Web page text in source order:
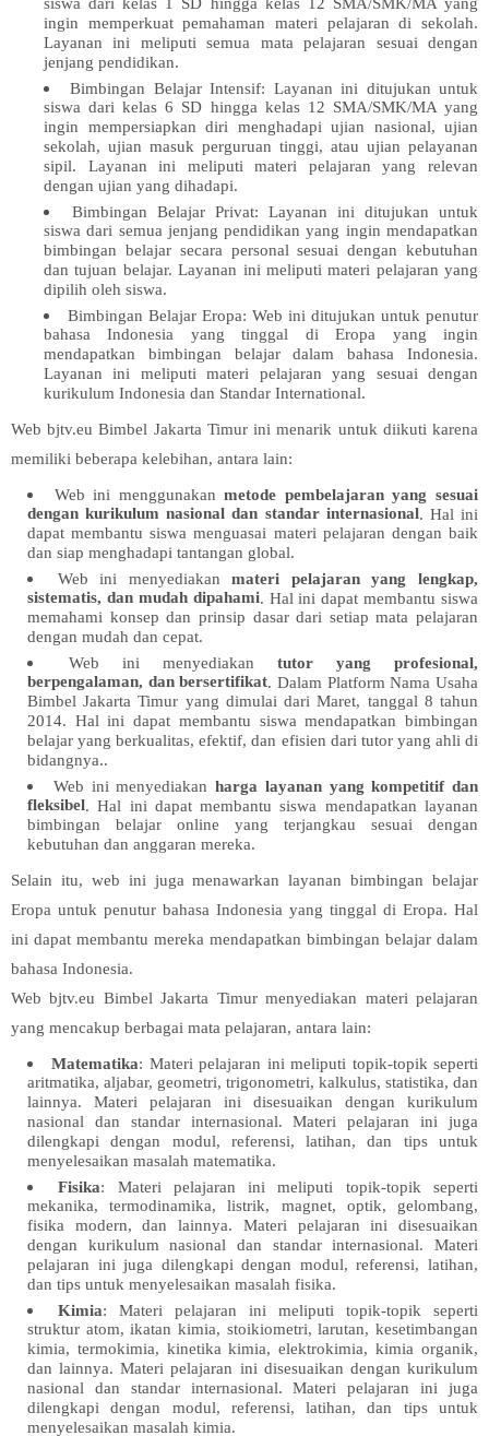
siswa dari kelas 1 SD hingga kelas 12 SMA/SMK/MA yang
ingin memperkuat pemahaman materi pelajaran di sekolah.
Layanan ini meliputi semua mata pelajaran sesuai dengan
jenjang pendidikan.
Bimbingan Belajar Intensif: Layanan ini ditujukan untuk
siswa dari kelas 6 SD hingga kelas 12 SMA/SMK/MA yang
ingin mempersiapkan diri menghadapi ujian nasional, ujian
sekolah, ujian masuk perguruan tinggi, atau ujian pelayanan
sipil. Layanan ini meliputi materi pelajaran yang relevan
dengan ujian yang dihadapi.
Bimbingan Belajar Privat: Layanan ini ditujukan untuk
siswa dari semua jenjang pendidikan yang ingin mendapatkan
bimbingan belajar secara personal sesuai dengan kebutuhan
dan tujuan belajar. Layanan ini meliputi materi pelajaran yang
dipilih oleh siswa.
Bimbingan Belajar Eropa: Web ini ditujukan untuk penutur
bahasa Indonesia yang tinggal di Eropa yang ingin
mendapatkan bimbingan belajar dalam bahasa Indonesia.
Layanan ini meliputi materi pelajaran yang sesuai dengan
kurikulum Indonesia dan Standar International.
Web bjtv.eu Bimbel Jakarta Timur ini menarik untuk diikuti karena
memiliki beberapa kelebihan, antara lain:
Web ini menggunakanmetode pembelajaran yang sesuai
dengan kurikulum nasional dan standar internasional. Hal ini
dapat membantu siswa menguasai materi pelajaran dengan baik
dan siap menghadapi tantangan global.
Web ini menyediakanmateri pelajaran yang lengkap,
sistematis, dan mudah dipahami. Hal ini dapat membantu siswa
memahami konsep dan prinsip dasar dari setiap mata pelajaran
dengan mudah dan cepat.
Web ini menyediakan tutor yang profesional,
berpengalaman, dan bersertifikat. Dalam Platform Nama Usaha
Bimbel Jakarta Timur yang dimulai dari Maret, tanggal 8 tahun
2014. Hal ini dapat membantu siswa mendapatkan bimbingan
belajar yang berkualitas, efektif, dan efisien dari tutor yang ahli di
bidangnya..
Web ini menyediakan harga layanan yang kompetitif dan
fleksibel. Hal ini dapat membantu siswa mendapatkan layanan
bimbingan belajar online yang terjangkau sesuai dengan
kebutuhan dan anggaran mereka.
Selain itu, web ini juga menawarkan layanan bimbingan belajar
Eropa untuk penutur bahasa Indonesia yang tinggal di Eropa. Hal
ini dapat membantu mereka mendapatkan bimbingan belajar dalam
bahasa Indonesia.
Web bjtv.eu Bimbel Jakarta Timur menyediakan materi pelajaran
yang mencakup berbagai mata pelajaran, antara lain:
Matematika: Materi pelajaran ini meliputi topik-topik seperti
aritmatika, aljabar, geometri, trigonometri, kalkulus, statistika, dan
lainnya. Materi pelajaran ini disesuaikan dengan kurikulum
nasional dan standar internasional. Materi pelajaran ini juga
dilengkapi dengan modul, referensi, latihan, dan tips untuk
menyelesaikan masalah matematika.
Fisika: Materi pelajaran ini meliputi topik-topik seperti
mekanika, termodinamika, listrik, magnet, optik, gelombang,
fisika modern, dan lainnya. Materi pelajaran ini disesuaikan
dengan kurikulum nasional dan standar internasional. Materi
pelajaran ini juga dilengkapi dengan modul, referensi, latihan,
dan tips untuk menyelesaikan masalah fisika.
Kimia: Materi pelajaran ini meliputi topik-topik seperti
struktur atom, ikatan kimia, stoikiometri, larutan, kesetimbangan
kimia, termokimia, kinetika kimia, elektrokimia, kimia organik,
dan lainnya. Materi pelajaran ini disesuaikan dengan kurikulum
nasional dan standar internasional. Materi pelajaran ini juga
dilengkapi dengan modul, referensi, latihan, dan tips untuk
menyelesaikan masalah kimia.